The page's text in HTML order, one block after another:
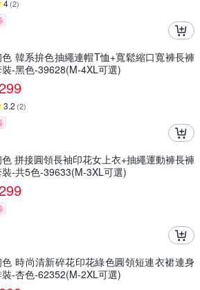
4(2)
韓系拚色抽繩連帽T恤+寬鬆縮口寬褲長褲
-黑色-39628(M-4XL可選)
3.2 (2)
拼接圓領長袖印花女上衣+抽繩運動褲長褲
-共5色-39633(M-3XL可選)
色 時尚清新碎花印花綠色圓領短連衣裙連身
-杏色-62352(M-2XL可選)